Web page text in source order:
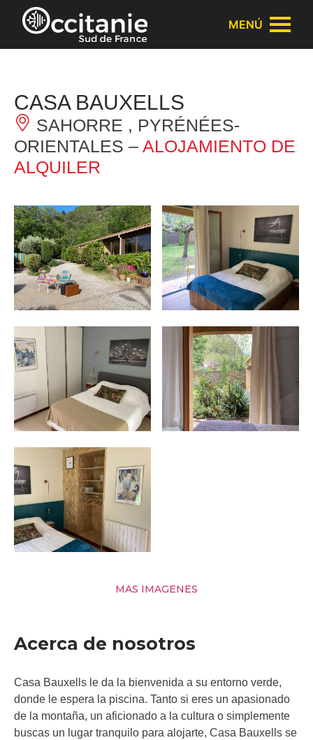
Panel de gestión de cookies
MENÚ
CASA BAUXELLS
SAHORRE , PYRÉNÉES-
ORIENTALES – ALOJAMIENTO DE
ALQUILER
MAS IMAGENES
Acerca de nosotros
Casa Bauxells le da la bienvenida a su entorno verde,
donde le espera la piscina. Tanto si eres un apasionado
de la montaña, un aficionado a la cultura o simplemente
buscas un lugar tranquilo para alojarte, Casa Bauxells se